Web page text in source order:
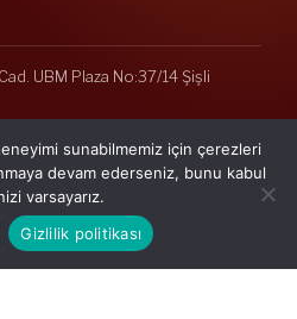
UBM Plaza No:37/14 Şişli
39
36
sunabilmemiz için çerezleri
devam ederseniz, bunu kabul
varsayarız.
Gizlilik politikası